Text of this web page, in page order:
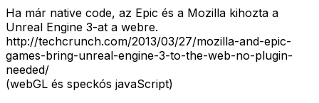
Ha már native code, az Epic és a Mozilla kihozta a
Unreal Engine 3-at a webre.
http://techcrunch.com/2013/03/27/mozilla-and-epic-
games-bring-unreal-engine-3-to-the-web-no-plugin-
needed/
(webGL és speckós javaScript)